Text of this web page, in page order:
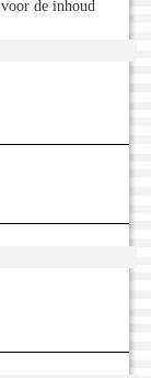
de inhoud